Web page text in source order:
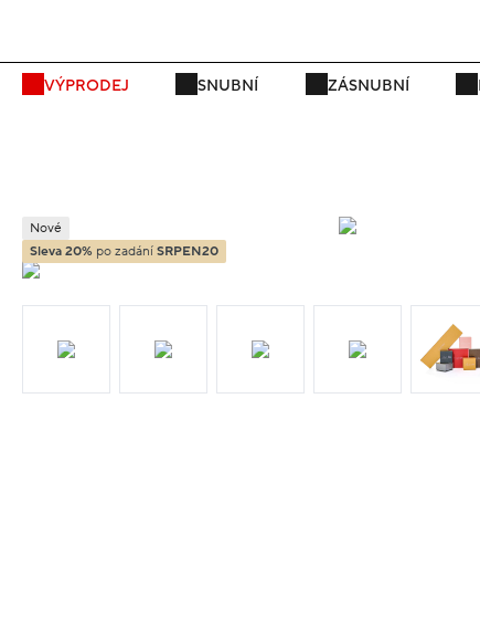
VÝPRODEJ SNUBNÍ ZÁSNUBNÍ
Nové
Sleva 20% po zadání SRPEN20